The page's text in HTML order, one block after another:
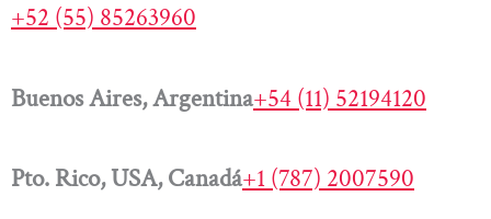
+52 (55) 85263960
Buenos Aires, Argentina+54 (11) 52194120
Pto. Rico, USA, Canadá+1 (787) 2007590